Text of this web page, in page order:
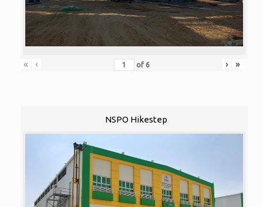
« ‹ of 6 › »
NSPO Hikestep